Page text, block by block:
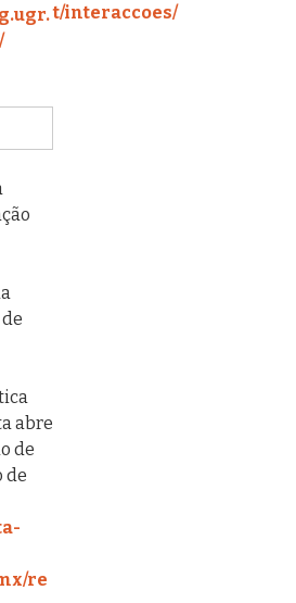
abre
de
de
re
t/interaccoes/